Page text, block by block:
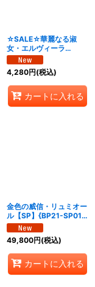
☆SALE☆華麗なる淑
女・エルヴィーラ
【UR】{BP21-U06}
《ビショップ》
4,280円(税込)
カートに入れる
金色の威信・リュミオー
ル【SP】{BP21-SP01}
《ドラゴン》
49,800円(税込)
カートに入れる